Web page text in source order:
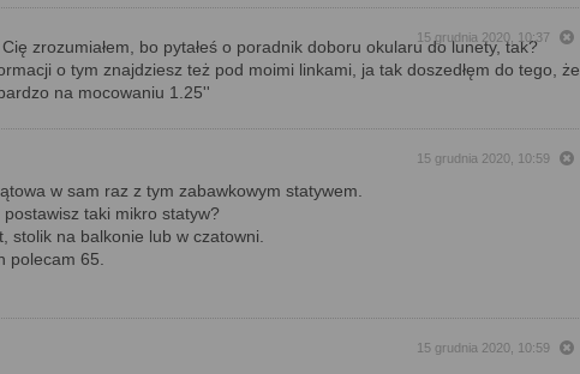
15 grudnia 2020, 10:37
zrozumiałem, bo pytałeś o poradnik doboru okularu do lunety, tak?
o tym znajdziesz też pod moimi linkami, ja tak doszedłęm do tego, że
na mocowaniu 1.25''
15 grudnia 2020, 10:59
w sam raz z tym zabawkowym statywem.
taki mikro statyw?
stolik na balkonie lub w czatowni.
polecam 65.
15 grudnia 2020, 10:59